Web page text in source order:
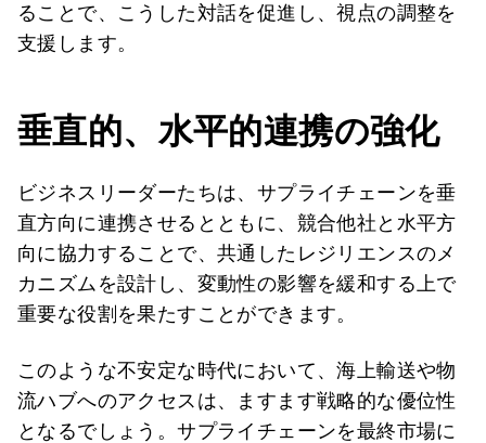
ることで、こうした対話を促進し、視点の調整を
支援します。
垂直的、水平的連携の強化
ビジネスリーダーたちは、サプライチェーンを垂
直方向に連携させるとともに、競合他社と水平方
向に協力することで、共通したレジリエンスのメ
カニズムを設計し、変動性の影響を緩和する上で
重要な役割を果たすことができます。
このような不安定な時代において、海上輸送や物
流ハブへのアクセスは、ますます戦略的な優位性
となるでしょう。サプライチェーンを最終市場に